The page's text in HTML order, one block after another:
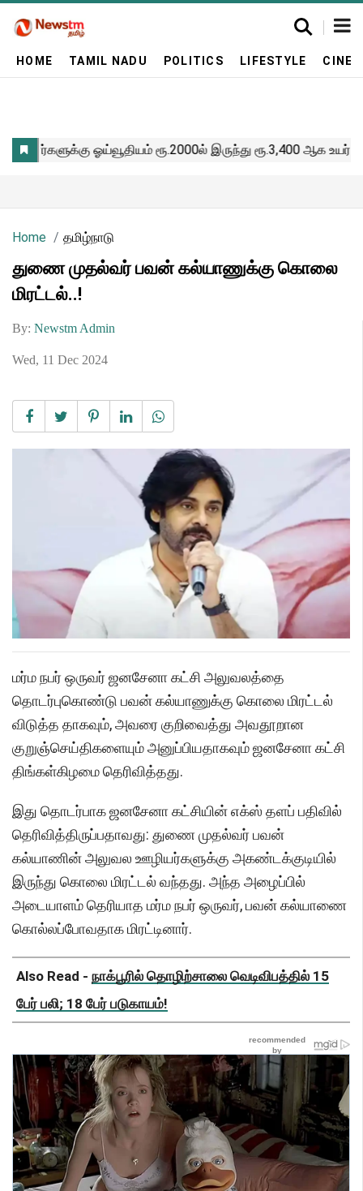
HOME TAMIL NADU POLITICS LIFESTYLE
Home தமிழ்நாடு
துணை முதல்வர் பவன் கல்யாணுக்கு கொலை
மிரட்டல்..!
By: Newstm Admin
Wed, 11 Dec 2024
மர்ம நபர் ஒருவர் ஜனசேனா கட்சி அலுவலத்தை
தொடர்புகொண்டு பவன் கல்யாணுக்கு கொலை மிரட்டல்
விடுத்த தாகவும், அவரை குறிவைத்து அவதூறான
குறுஞ்செய்திகளையும் அனுப்பியதாகவும் ஜனசேனா கட்சி
திங்கள்கிழமை தெரிவித்தது.
இது தொடர்பாக ஜனசேனா கட்சியின் எக்ஸ் தளப் பதிவில்
தெரிவித்திருப்பதாவது: துணை முதல்வர் பவன்
கல்யாணின் அலுவல ஊழியர்களுக்கு அகண்டக்குடியில்
இருந்து கொலை மிரட்டல் வந்தது. அந்த அழைப்பில்
அடையாளம் தெரியாத மர்ம நபர் ஒருவர், பவன் கல்யாணை
கொல்லப்போவதாக மிரட்டினார்.
Also Read - நாக்பூரில் தொழிற்சாலை வெடிவிபத்தில் 15
பேர் பலி; 18 பேர் படுகாயம்!